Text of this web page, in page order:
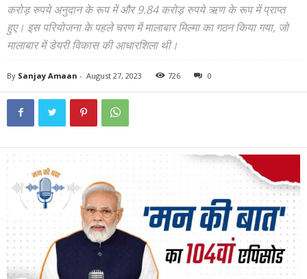
करोड़ रुपये अनुदान के रूप में और 9.84 करोड़ रुपये ऋण के रूप में प्राप्त
हुए। इस परियोजना के पहले चरण में मालाबार मिल्मा का गठन किया गया, जो
मालाबार में डेयरी विकास की आधारशिला थी।
By Sanjay Amaan - August 27, 2023 726 0